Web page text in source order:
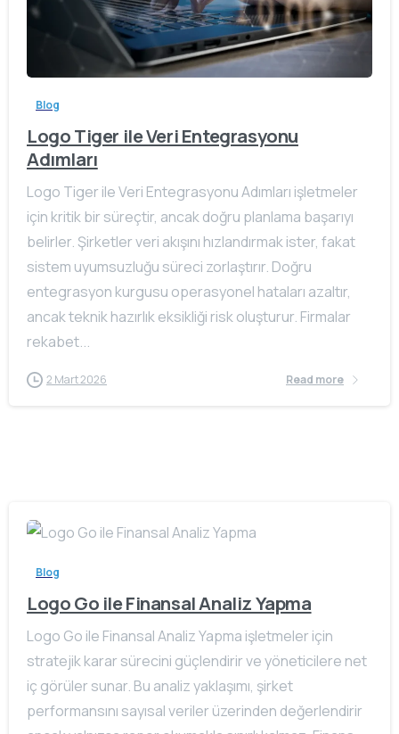
Blog
Logo Tiger ile Veri Entegrasyonu
Adımları
Logo Tiger ile Veri Entegrasyonu Adımları işletmeler
için kritik bir süreçtir, ancak doğru planlama başarıyı
belirler. Şirketler veri akışını hızlandırmak ister, fakat
sistem uyumsuzluğu süreci zorlaştırır. Doğru
entegrasyon kurgusu operasyonel hataları azaltır,
ancak teknik hazırlık eksikliği risk oluşturur. Firmalar
rekabet...
2 Mart 2026 Read more
Blog
Logo Go ile Finansal Analiz Yapma
Logo Go ile Finansal Analiz Yapma işletmeler için
stratejik karar sürecini güçlendirir ve yöneticilere net
iç görüler sunar. Bu analiz yaklaşımı, şirket
performansını sayısal veriler üzerinden değerlendirir